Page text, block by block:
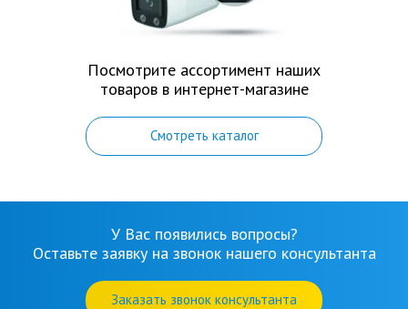
Посмотрите ассортимент наших
товаров в интернет-магазине
Смотреть каталог
У Вас появились вопросы?
Оставьте заявку на звонок нашего консультанта
Заказать звонок консультанта